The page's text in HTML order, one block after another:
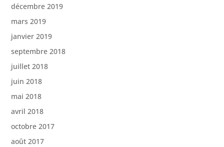
décembre 2019
mars 2019
janvier 2019
septembre 2018
juillet 2018
juin 2018
mai 2018
avril 2018
octobre 2017
août 2017